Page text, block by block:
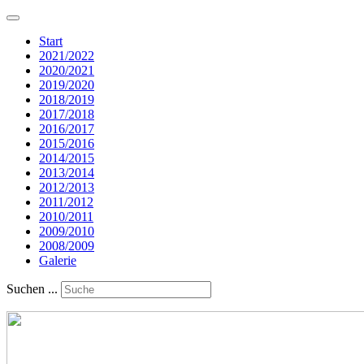
Start
2021/2022
2020/2021
2019/2020
2018/2019
2017/2018
2016/2017
2015/2016
2014/2015
2013/2014
2012/2013
2011/2012
2010/2011
2009/2010
2008/2009
Galerie
Suchen ...